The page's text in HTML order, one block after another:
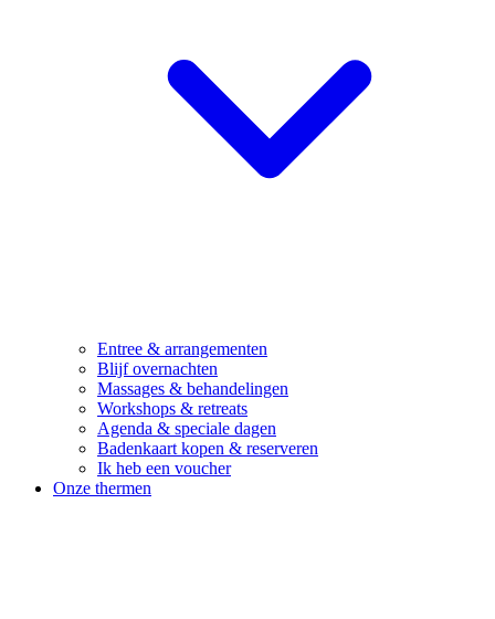
Entree & arrangementen
Blijf overnachten
Massages & behandelingen
Workshops & retreats
Agenda & speciale dagen
Badenkaart kopen & reserveren
Ik heb een voucher
Onze thermen